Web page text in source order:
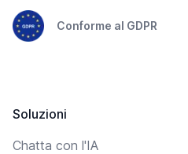
Conforme al GDPR
Soluzioni
Chatta con l'IA